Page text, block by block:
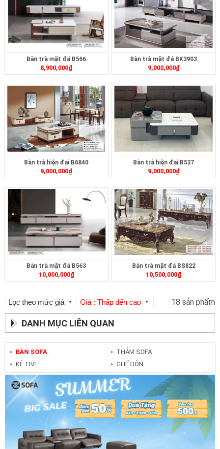
Bàn trà mặt đá B566
8,900,000₫
Bàn trà mặt đá BK3903
9,000,000₫
Bàn trà hiện đại B6840
9,000,000₫
Bàn trà hiện đại B537
9,000,000₫
Bàn trà mặt đá B563
10,000,000₫
Bàn trà mặt đá BS822
10,500,000₫
Lọc theo mức giá ▼ Giá : Thấp đến cao ▼ 18 sản phẩm
DANH MỤC LIÊN QUAN
► BÀN SOFA
► KỆ TIVI
► THẢM SOFA
► GHẾ ĐÔN